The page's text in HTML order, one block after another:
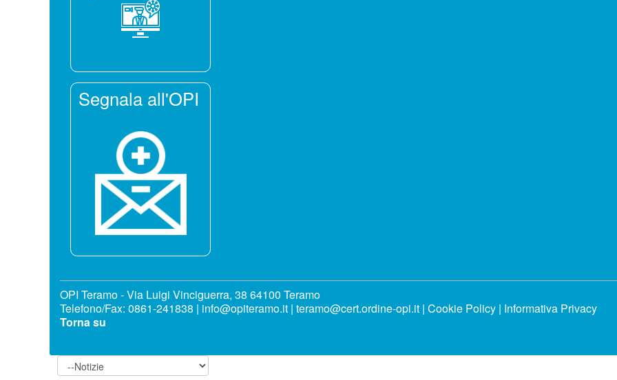
Segnala all'OPI
OPI Teramo - Via Luigi Vinciguerra, 38 64100 Teramo
Telefono/Fax: 0861-241838 | info@opiteramo.it | teramo@cert.ordine-opi.it | Cookie Policy | Informativa Privacy
Torna su